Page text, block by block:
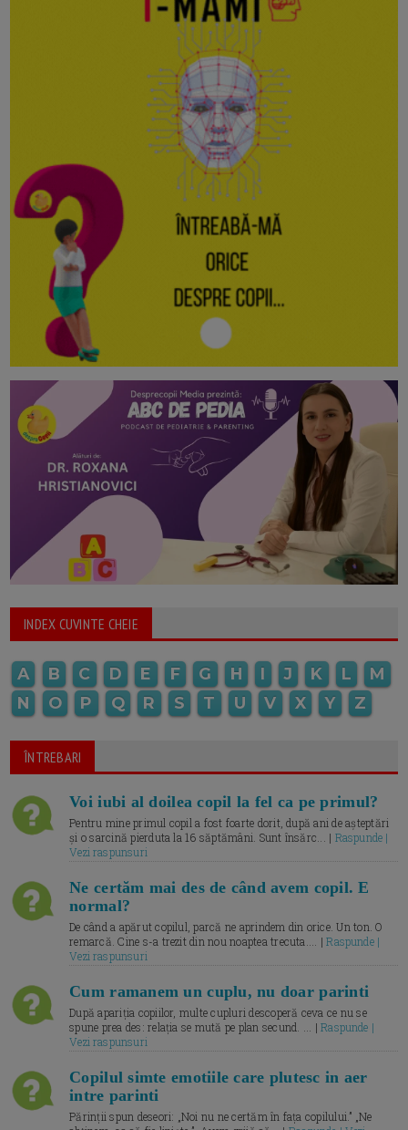
INDEX CUVINTE CHEIE
A B C D E F G H I J K L
M
N
O P Q R S T U V X Y Z
ÎNTREBARI
Voi iubi al doilea copil la fel ca pe primul?
Pentru mine primul copil a fost foarte dorit, după ani de așteptări
și o sarcină pierduta la 16 săptămâni. Sunt însărc... | Raspunde |
Vezi raspunsuri
Ne certăm mai des de când avem copil. E
normal?
De când a apărut copilul, parcă ne aprindem din orice. Un ton. O
remarcă. Cine s-a trezit din nou noaptea trecuta.... |Raspunde |
Vezi raspunsuri
Cum ramanem un cuplu, nu doar parinti
După apariția copiilor, multe cupluri descoperă ceva ce nu se
spune prea des: relația se mută pe plan secund. ... |Raspunde |
Vezi raspunsuri
Copilul simte emotiile care plutesc in aer
intre parinti
Părinții spun deseori: „Noi nu ne certăm în fața copilului.” „Ne